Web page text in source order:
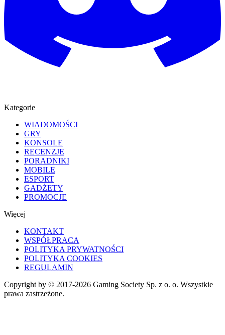
Kategorie
WIADOMOŚCI
GRY
KONSOLE
RECENZJE
PORADNIKI
MOBILE
ESPORT
GADŻETY
PROMOCJE
Więcej
KONTAKT
WSPÓŁPRACA
POLITYKA PRYWATNOŚCI
POLITYKA COOKIES
REGULAMIN
Copyright by © 2017-2026 Gaming Society Sp. z o. o. Wszystkie
prawa zastrzeżone.